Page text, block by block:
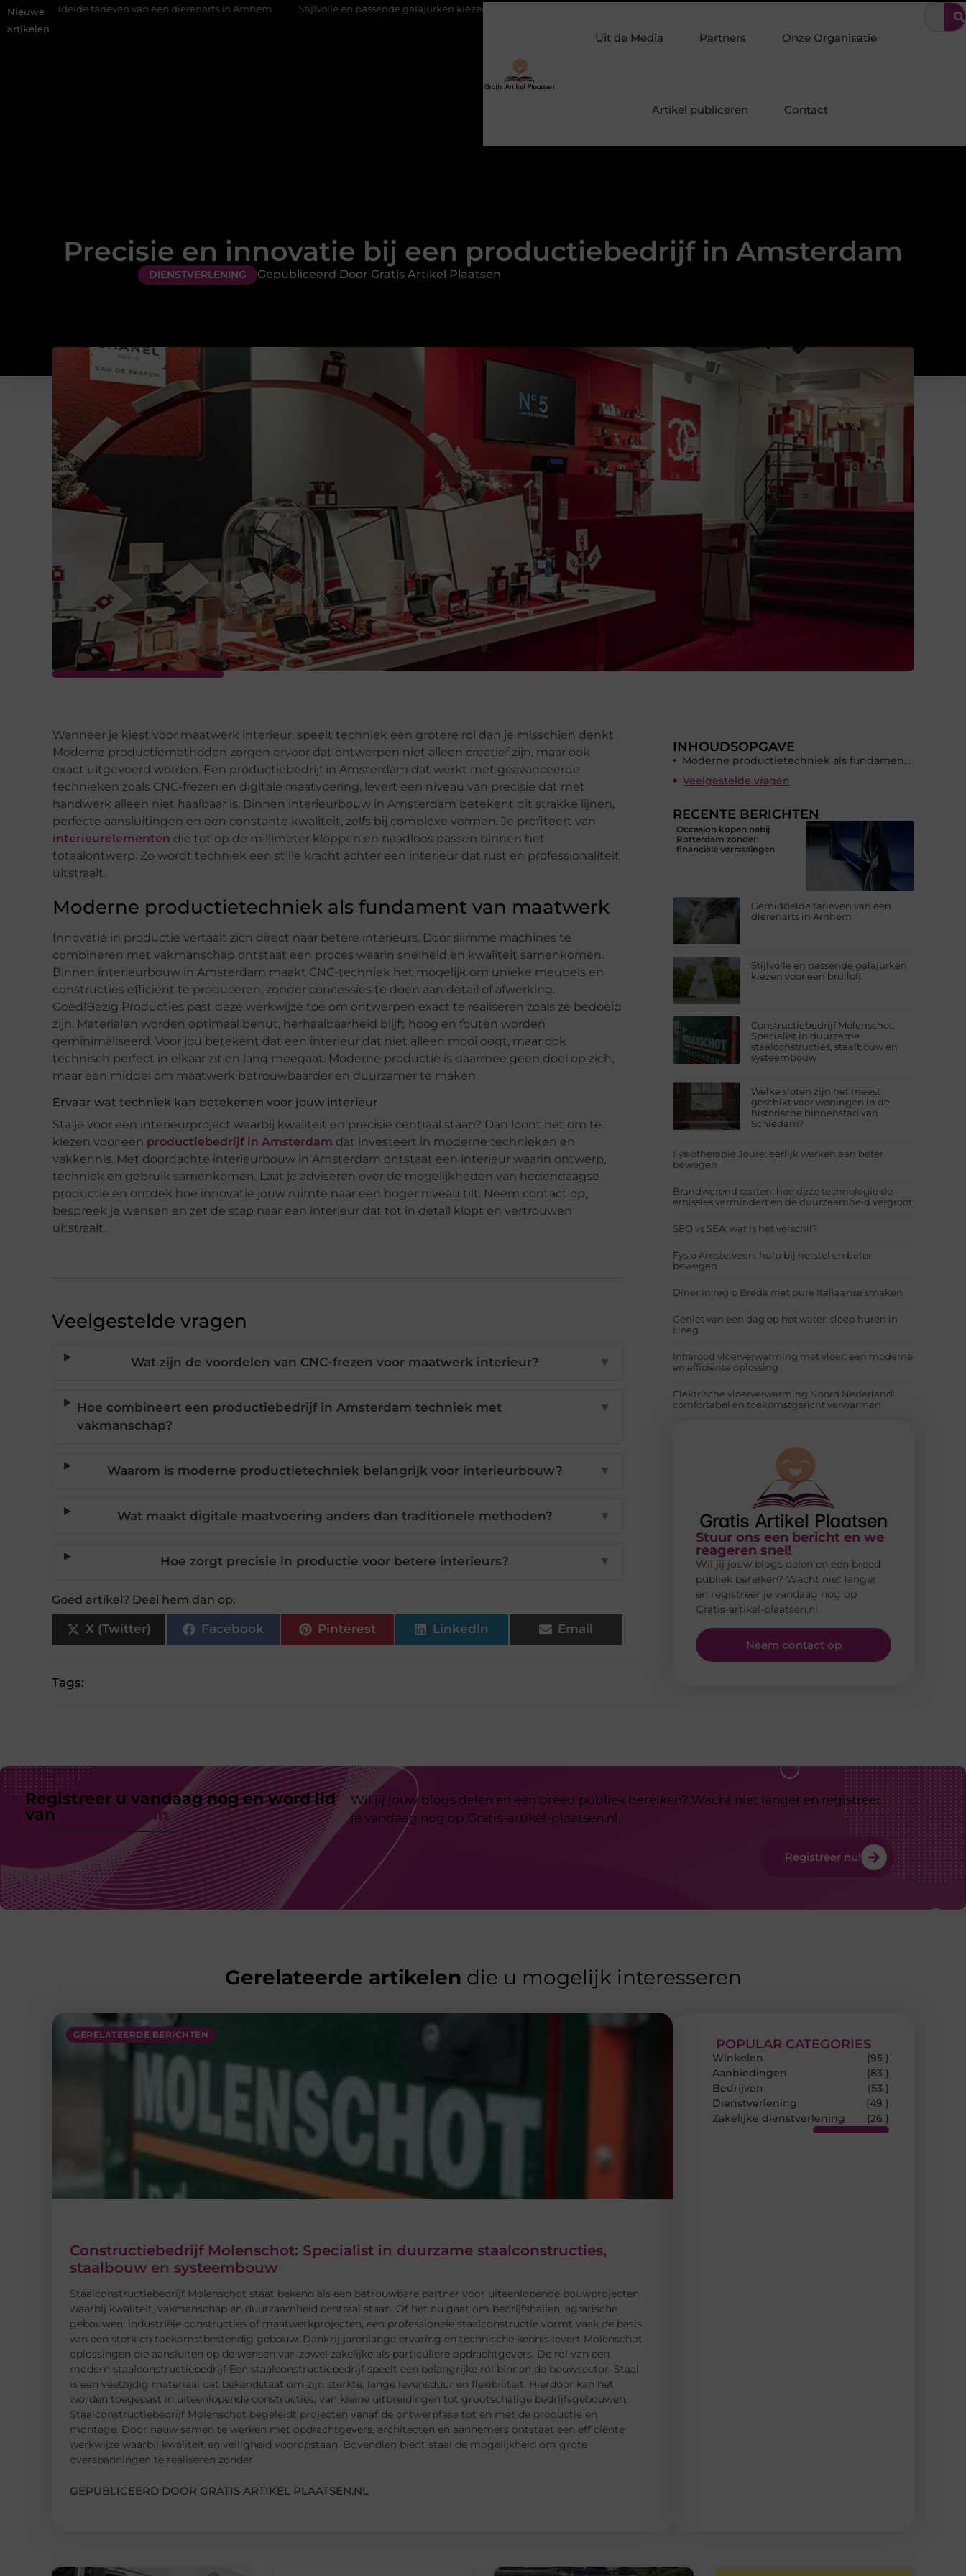
Nieuwe
artikelen
van een dierenarts in Arnhem Stijlvolle en passende galajurken kiezen voor een bruiloft Constructiebedrijf Molenschot: Specialist in duurzame staalconstructies, staalbouw en
Uit de Media Partners Onze Organisatie
Artikel publiceren Contact
Precisie en innovatie bij een productiebedrijf in Amsterdam
DIENSTVERLENING Gepubliceerd Door Gratis Artikel Plaatsen
Wanneer je kiest voor maatwerk interieur, speelt techniek een grotere rol dan je misschien denkt.
Moderne productiemethoden zorgen ervoor dat ontwerpen niet alleen creatief zijn, maar ook
exact uitgevoerd worden. Een productiebedrijf in Amsterdam dat werkt met geavanceerde
technieken zoals CNC-frezen en digitale maatvoering, levert een niveau van precisie dat met
handwerk alleen niet haalbaar is. Binnen interieurbouw in Amsterdam betekent dit strakke lijnen,
perfecte aansluitingen en een constante kwaliteit, zelfs bij complexe vormen. Je profiteert van
interieurelementen die tot op de millimeter kloppen en naadloos passen binnen het
totaalontwerp. Zo wordt techniek een stille kracht achter een interieur dat rust en professionaliteit
uitstraalt.
Moderne productietechniek als fundament van maatwerk
Innovatie in productie vertaalt zich direct naar betere interieurs. Door slimme machines te
combineren met vakmanschap ontstaat een proces waarin snelheid en kwaliteit samenkomen.
Binnen interieurbouw in Amsterdam maakt CNC-techniek het mogelijk om unieke meubels en
constructies efficiënt te produceren, zonder concessies te doen aan detail of afwerking.
Goed!Bezig Producties past deze werkwijze toe om ontwerpen exact te realiseren zoals ze bedoeld
zijn. Materialen worden optimaal benut, herhaalbaarheid blijft hoog en fouten worden
geminimaliseerd. Voor jou betekent dat een interieur dat niet alleen mooi oogt, maar ook
technisch perfect in elkaar zit en lang meegaat. Moderne productie is daarmee geen doel op zich,
maar een middel om maatwerk betrouwbaarder en duurzamer te maken.
Ervaar wat techniek kan betekenen voor jouw interieur
Sta je voor een interieurproject waarbij kwaliteit en precisie centraal staan? Dan loont het om te
kiezen voor een productiebedrijf in Amsterdam dat investeert in moderne technieken en
vakkennis. Met doordachte interieurbouw in Amsterdam ontstaat een interieur waarin ontwerp,
techniek en gebruik samenkomen. Laat je adviseren over de mogelijkheden van hedendaagse
productie en ontdek hoe innovatie jouw ruimte naar een hoger niveau tilt. Neem contact op,
bespreek je wensen en zet de stap naar een interieur dat tot in detail klopt en vertrouwen
uitstraalt.
Veelgestelde vragen
Wat zijn de voordelen van CNC-frezen voor maatwerk interieur? ▼
Hoe combineert een productiebedrijf in Amsterdam techniek met
vakmanschap?
▼
Waarom is moderne productietechniek belangrijk voor interieurbouw? ▼
Wat maakt digitale maatvoering anders dan traditionele methoden? ▼
Hoe zorgt precisie in productie voor betere interieurs? ▼
Goed artikel? Deel hem dan op:
X (Twitter) Facebook Pinterest LinkedIn Email
Tags:
INHOUDSOPGAVE
Moderne productietechniek als fundament van maatwerk
Veelgestelde vragen
RECENTE BERICHTEN
Occasion kopen nabij
Rotterdam zonder
financiële verrassingen
Gemiddelde tarieven van een
dierenarts in Arnhem
Stijlvolle en passende galajurken
kiezen voor een bruiloft
Constructiebedrijf Molenschot:
Specialist in duurzame
staalconstructies, staalbouw en
systeembouw
Welke sloten zijn het meest
geschikt voor woningen in de
historische binnenstad van
Schiedam?
Fysiotherapie Joure: eerlijk werken aan beter
bewegen
Brandwerend coaten: hoe deze technologie de
emissies vermindert en de duurzaamheid vergroot
SEO vs SEA: wat is het verschil?
Fysio Amstelveen: hulp bij herstel en beter
bewegen
Diner in regio Breda met pure Italiaanse smaken
Geniet van een dag op het water: sloep huren in
Heeg
Infrarood vloerverwarming met vloer: een moderne
en efficiënte oplossing
Elektrische vloerverwarming Noord Nederland:
comfortabel en toekomstgericht verwarmen
Stuur ons een bericht en we
reageren snel!
Wil jij jouw blogs delen en een breed
publiek bereiken? Wacht niet langer
en registreer je vandaag nog op
Gratis-artikel-plaatsen.nl
Neem contact op
Registreer u vandaag nog en word lid
van
ons platform
Wil jij jouw blogs delen en een breed publiek bereiken? Wacht niet langer en registreer
je vandaag nog op Gratis-artikel-plaatsen.nl
Registreer nu!
Gerelateerde artikelen die u mogelijk interesseren
GERELATEERDE BERICHTEN
Constructiebedrijf Molenschot: Specialist in duurzame staalconstructies,
staalbouw en systeembouw
Staalconstructiebedrijf Molenschot staat bekend als een betrouwbare partner voor uiteenlopende bouwprojecten
waarbij kwaliteit, vakmanschap en duurzaamheid centraal staan. Of het nu gaat om bedrijfshallen, agrarische
gebouwen, industriële constructies of maatwerkprojecten, een professionele staalconstructie vormt vaak de basis
van een sterk en toekomstbestendig gebouw. Dankzij jarenlange ervaring en technische kennis levert Molenschot
oplossingen die aansluiten op de wensen van zowel zakelijke als particuliere opdrachtgevers. De rol van een
modern staalconstructiebedrijf Een staalconstructiebedrijf speelt een belangrijke rol binnen de bouwsector. Staal
is een veelzijdig materiaal dat bekendstaat om zijn sterkte, lange levensduur en flexibiliteit. Hierdoor kan het
worden toegepast in uiteenlopende constructies, van kleine uitbreidingen tot grootschalige bedrijfsgebouwen.
Staalconstructiebedrijf Molenschot begeleidt projecten vanaf de ontwerpfase tot en met de productie en
montage. Door nauw samen te werken met opdrachtgevers, architecten en aannemers ontstaat een efficiënte
werkwijze waarbij kwaliteit en veiligheid vooropstaan. Bovendien biedt staal de mogelijkheid om grote
overspanningen te realiseren zonder
GEPUBLICEERD DOOR GRATIS ARTIKEL PLAATSEN.NL
POPULAR CATEGORIES
Winkelen
(95 )
Aanbiedingen
(83 )
Bedrijven
(53 )
Dienstverlening
(49 )
Zakelijke dienstverlening
(26 )